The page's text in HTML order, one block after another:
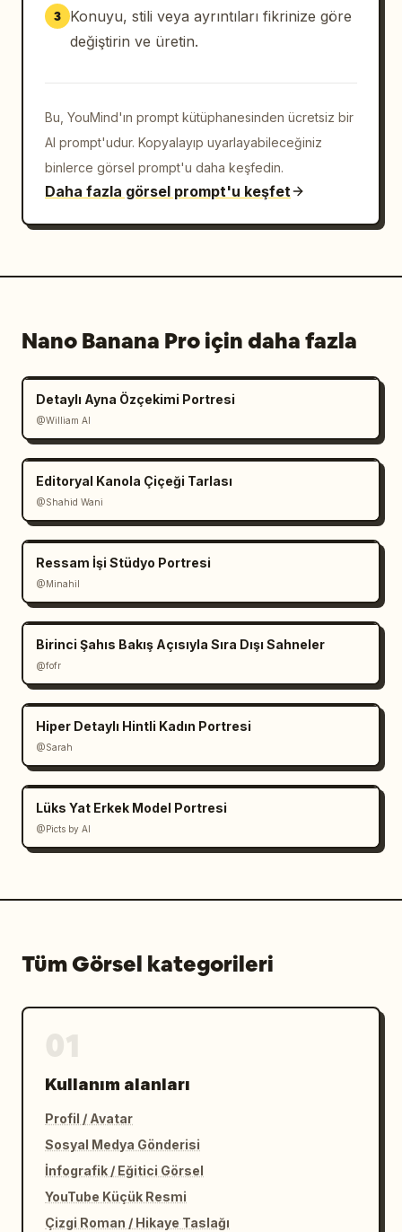
3
Konuyu, stili veya ayrıntıları fikrinize göre
değiştirin ve üretin.
Bu, YouMind'ın prompt kütüphanesinden ücretsiz bir
AI prompt'udur. Kopyalayıp uyarlayabileceğiniz
binlerce görsel prompt'u daha keşfedin.
Daha fazla görsel prompt'u keşfet
Nano Banana Pro için daha fazla
Detaylı Ayna Özçekimi Portresi
@William AI
Editoryal Kanola Çiçeği Tarlası
@Shahid Wani
Ressam İşi Stüdyo Portresi
@Minahil
Birinci Şahıs Bakış Açısıyla Sıra Dışı Sahneler
@fofr
Hiper Detaylı Hintli Kadın Portresi
@Sarah
Lüks Yat Erkek Model Portresi
@Picts by AI
Tüm Görsel kategorileri
Kullanım alanları
Profil / Avatar
Sosyal Medya Gönderisi
İnfografik / Eğitici Görsel
YouTube Küçük Resmi
Çizgi Roman / Hikaye Taslağı